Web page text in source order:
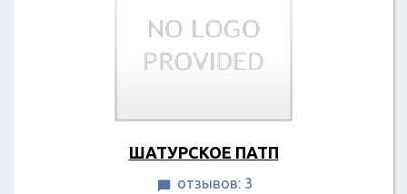
ШАТУРСКОЕ ПАТП
 отзывов: 3